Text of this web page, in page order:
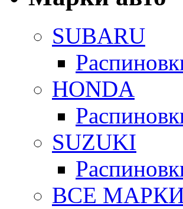
SUBARU
HONDA
SUZUKI
ВСЕ МАРКИ